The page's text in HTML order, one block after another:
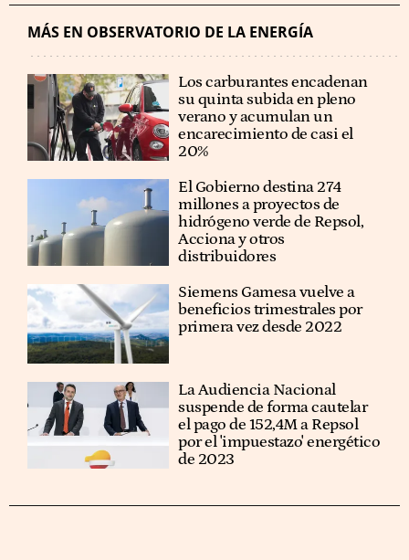
MÁS EN OBSERVATORIO DE LA ENERGÍA
Los carburantes encadenan
su quinta subida en pleno
verano y acumulan un
encarecimiento de casi el
20%
El Gobierno destina 274
millones a proyectos de
hidrógeno verde de Repsol,
Acciona y otros
distribuidores
Siemens Gamesa vuelve a
beneficios trimestrales por
primera vez desde 2022
La Audiencia Nacional
suspende de forma cautelar
el pago de 152,4M a Repsol
por el 'impuestazo' energético
de 2023